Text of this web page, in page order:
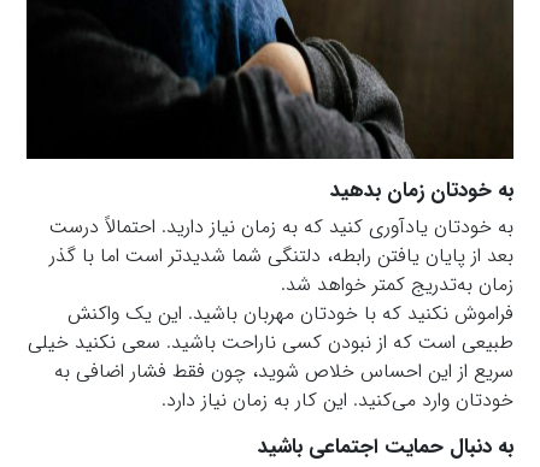
به خودتان زمان بدهید
به خودتان یادآوری کنید که به زمان نیاز دارید. احتمالاً درست
بعد از پایان یافتن رابطه، دلتنگی شما شدیدتر است اما با گذر
زمان به‌تدریج کمتر خواهد شد.
فراموش نکنید که با خودتان مهربان باشید. این یک واکنش
طبیعی است که از نبودن کسی ناراحت باشید. سعی نکنید خیلی
سریع از این احساس خلاص شوید، چون فقط فشار اضافی به
خودتان وارد می‌کنید. این کار به زمان نیاز دارد.
به دنبال حمایت اجتماعی باشید